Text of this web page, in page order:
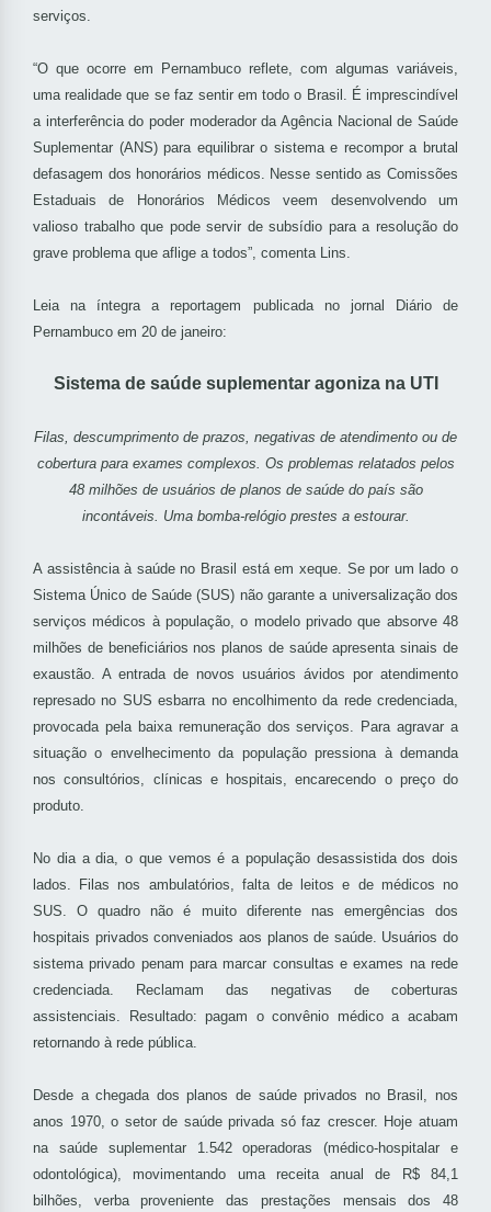
serviços.
“O que ocorre em Pernambuco reflete, com algumas variáveis,
uma realidade que se faz sentir em todo o Brasil. É imprescindível
a interferência do poder moderador da Agência Nacional de Saúde
Suplementar (ANS) para equilibrar o sistema e recompor a brutal
defasagem dos honorários médicos. Nesse sentido as Comissões
Estaduais de Honorários Médicos veem desenvolvendo um
valioso trabalho que pode servir de subsídio para a resolução do
grave problema que aflige a todos”, comenta Lins.
Leia na íntegra a reportagem publicada no jornal Diário de
Pernambuco em 20 de janeiro:
Sistema de saúde suplementar agoniza na UTI
Filas, descumprimento de prazos, negativas de atendimento ou de
cobertura para exames complexos. Os problemas relatados pelos
48 milhões de usuários de planos de saúde do país são
incontáveis. Uma bomba-relógio prestes a estourar.
A assistência à saúde no Brasil está em xeque. Se por um lado o
Sistema Único de Saúde (SUS) não garante a universalização dos
serviços médicos à população, o modelo privado que absorve 48
milhões de beneficiários nos planos de saúde apresenta sinais de
exaustão. A entrada de novos usuários ávidos por atendimento
represado no SUS esbarra no encolhimento da rede credenciada,
provocada pela baixa remuneração dos serviços. Para agravar a
situação o envelhecimento da população pressiona à demanda
nos consultórios, clínicas e hospitais, encarecendo o preço do
produto.
No dia a dia, o que vemos é a população desassistida dos dois
lados. Filas nos ambulatórios, falta de leitos e de médicos no
SUS. O quadro não é muito diferente nas emergências dos
hospitais privados conveniados aos planos de saúde. Usuários do
sistema privado penam para marcar consultas e exames na rede
credenciada. Reclamam das negativas de coberturas
assistenciais. Resultado: pagam o convênio médico a acabam
retornando à rede pública.
Desde a chegada dos planos de saúde privados no Brasil, nos
anos 1970, o setor de saúde privada só faz crescer. Hoje atuam
na saúde suplementar 1.542 operadoras (médico-hospitalar e
odontológica), movimentando uma receita anual de R$ 84,1
bilhões, verba proveniente das prestações mensais dos 48